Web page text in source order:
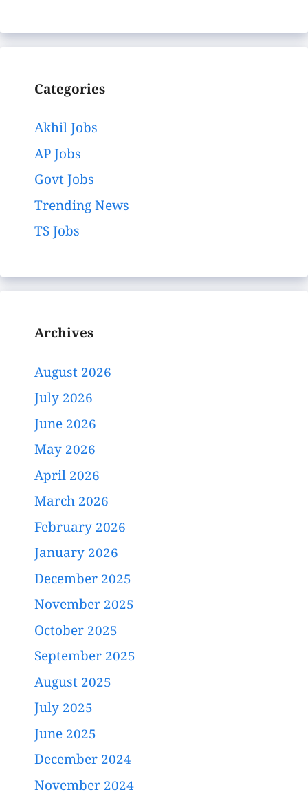
Categories
Akhil Jobs
AP Jobs
Govt Jobs
Trending News
TS Jobs
Archives
August 2026
July 2026
June 2026
May 2026
April 2026
March 2026
February 2026
January 2026
December 2025
November 2025
October 2025
September 2025
August 2025
July 2025
June 2025
December 2024
November 2024